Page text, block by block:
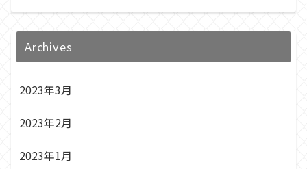
Archives
2023年3月
2023年2月
2023年1月